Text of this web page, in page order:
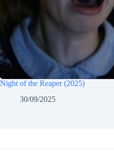
Night of the Reaper (2025)
30/09/2025